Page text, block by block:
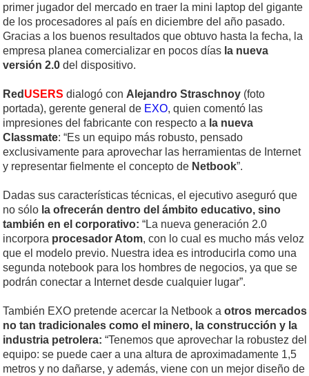
primer jugador del mercado en traer la mini laptop del gigante
de los procesadores al país en diciembre del año pasado.
Gracias a los buenos resultados que obtuvo hasta la fecha, la
empresa planea comercializar en pocos días la nueva
versión 2.0 del dispositivo.
Red USERS dialogó con Alejandro Straschnoy (foto
portada), gerente general de EXO, quien comentó las
impresiones del fabricante con respecto a la nueva
Classmate: “Es un equipo más robusto, pensado
exclusivamente para aprovechar las herramientas de Internet
y representar fielmente el concepto de Netbook”.
Dadas sus características técnicas, el ejecutivo aseguró que
no sólo la ofrecerán dentro del ámbito educativo, sino
también en el corporativo: “La nueva generación 2.0
incorpora procesador Atom, con lo cual es mucho más veloz
que el modelo previo. Nuestra idea es introducirla como una
segunda notebook para los hombres de negocios, ya que se
podrán conectar a Internet desde cualquier lugar”.
También EXO pretende acercar la Netbook a otros mercados
no tan tradicionales como el minero, la construcción y la
industria petrolera: “Tenemos que aprovechar la robustez del
equipo: se puede caer a una altura de aproximadamente 1,5
metros y no dañarse, y además, viene con un mejor diseño de